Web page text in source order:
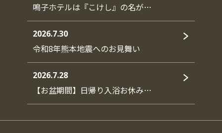
鳴子ホテルは『こけし』の名が…
2026.7.30
令和8年熊本地震へのお見舞い
2026.7.28
【お盆期間】日帰り入浴お休み…